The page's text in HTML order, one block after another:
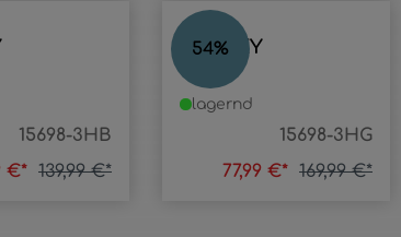
15698-3HB
€* 139,99 €*
54%
GORLEY
15698-3HG
lagernd
77,99 €* 169,99 €*